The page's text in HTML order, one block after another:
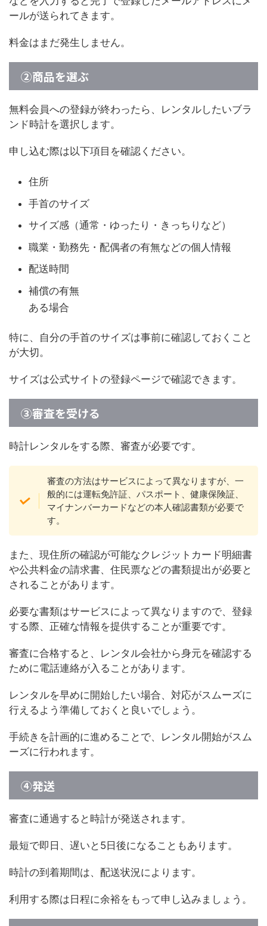
ールが送られてきます。
料金はまだ発生しません。
②商品を選ぶ
無料会員への登録が終わったら、レンタルしたいブラ
ンド時計を選択します。
申し込む際は以下項目を確認ください。
住所
手首のサイズ
サイズ感（通常・ゆったり・きっちりなど）
職業・勤務先・配偶者の有無などの個人情報
配送時間
補償の有無
ある場合
特に、自分の手首のサイズは事前に確認しておくこと
が大切。
サイズは公式サイトの登録ページで確認できます。
③審査を受ける
時計レンタルをする際、審査が必要です。
審査の方法はサービスによって異なりますが、一
般的には運転免許証、パスポート、健康保険証、
マイナンバーカードなどの本人確認書類が必要で
す。
また、現住所の確認が可能なクレジットカード明細書
や公共料金の請求書、住民票などの書類提出が必要と
されることがあります。
必要な書類はサービスによって異なりますので、登録
する際、正確な情報を提供することが重要です。
審査に合格すると、レンタル会社から身元を確認する
ために電話連絡が入ることがあります。
レンタルを早めに開始したい場合、対応がスムーズに
行えるよう準備しておくと良いでしょう。
手続きを計画的に進めることで、レンタル開始がスム
ーズに行われます。
④発送
審査に通過すると時計が発送されます。
最短で即日、遅いと5日後になることもあります。
時計の到着期間は、配送状況によります。
利用する際は日程に余裕をもって申し込みましょう。